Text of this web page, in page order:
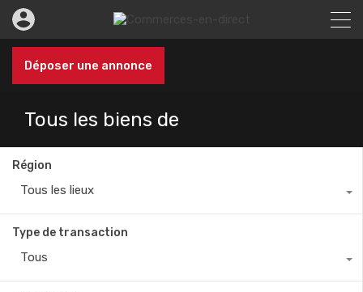
Déposer une annonce
Tous les biens de
Région
Tous les lieux
Type de transaction
Tous